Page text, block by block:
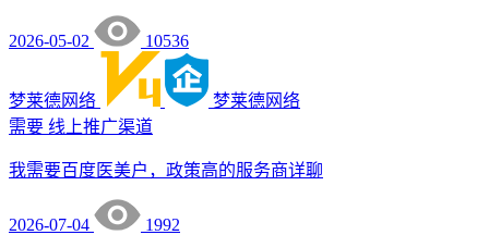
2026-05-02 10536
梦莱德网络
梦莱德网络
需要 线上推广渠道
我需要百度医美户，政策高的服务商详聊
2026-07-04 1992